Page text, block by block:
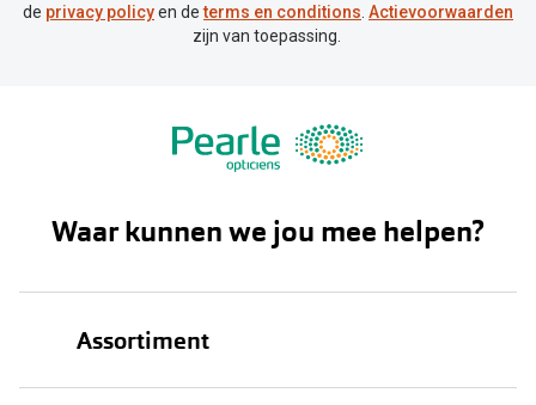
de privacy policyen determs en conditions. Actievoorwaarden
zijn van toepassing.
Waar kunnen we jou mee helpen?
Assortiment